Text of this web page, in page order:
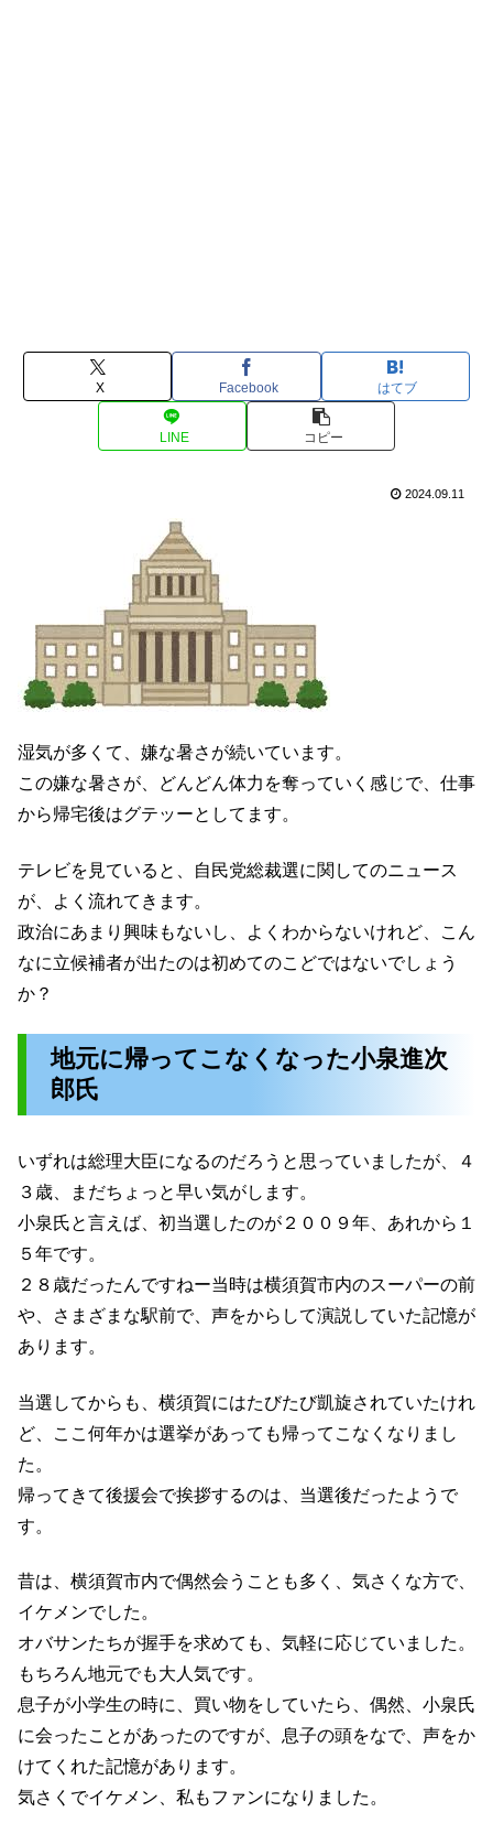
X Facebook はてブ
LINE コピー
2024.09.11
湿気が多くて、嫌な暑さが続いています。
この嫌な暑さが、どんどん体力を奪っていく感じで、仕事
から帰宅後はグテッーとしてます。
テレビを見ていると、自民党総裁選に関してのニュース
が、よく流れてきます。
政治にあまり興味もないし、よくわからないけれど、こん
なに立候補者が出たのは初めてのこどではないでしょう
か？
地元に帰ってこなくなった小泉進次
郎氏
いずれは総理大臣になるのだろうと思っていましたが、４
３歳、まだちょっと早い気がします。
小泉氏と言えば、初当選したのが２００９年、あれから１
５年です。
２８歳だったんですねー当時は横須賀市内のスーパーの前
や、さまざまな駅前で、声をからして演説していた記憶が
あります。
当選してからも、横須賀にはたびたび凱旋されていたけれ
ど、ここ何年かは選挙があっても帰ってこなくなりまし
た。
帰ってきて後援会で挨拶するのは、当選後だったようで
す。
昔は、横須賀市内で偶然会うことも多く、気さくな方で、
イケメンでした。
オバサンたちが握手を求めても、気軽に応じていました。
もちろん地元でも大人気です。
息子が小学生の時に、買い物をしていたら、偶然、小泉氏
に会ったことがあったのですが、息子の頭をなで、声をか
けてくれた記憶があります。
気さくでイケメン、私もファンになりました。